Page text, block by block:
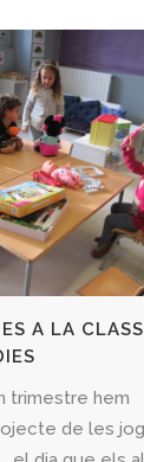
A LA
trimestre hem
de les